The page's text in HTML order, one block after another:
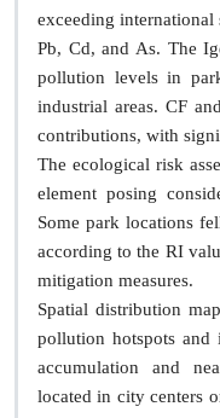
exceeding
Pb, Cd, and As. The
pollution levels in
industrial areas. CF
contributions, with
The ecological risk
element posing
Some park locations
according to the RI
mitigation measures.
Spatial distribution
pollution hotspots and
accumulation and
located in city centers